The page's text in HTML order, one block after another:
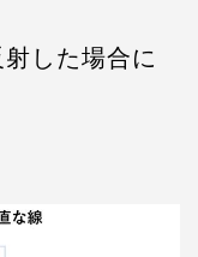
した場合に